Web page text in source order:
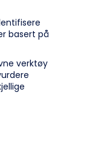
basert på
verktøy